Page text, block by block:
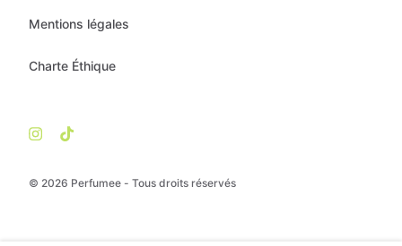
© 2026 Perfumee - Tous droits réservés
Mentions légales
Charte Éthique